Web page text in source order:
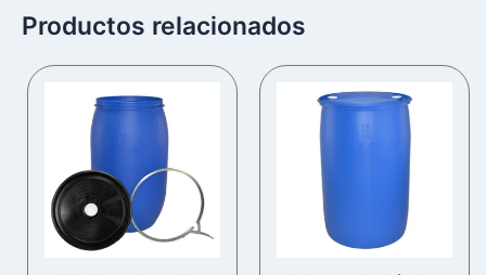
Productos relacionados